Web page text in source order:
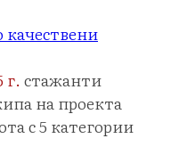
г. стажанти
на проекта
с 5 категории